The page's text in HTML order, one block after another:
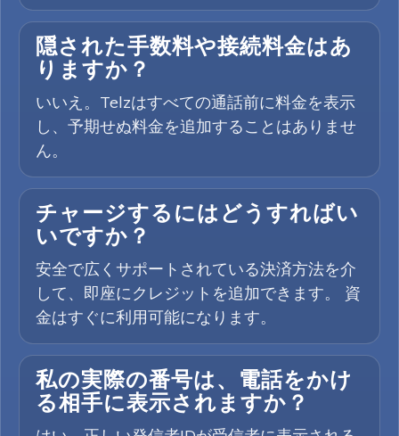
隠された手数料や接続料金はあ
りますか？
いいえ。Telzはすべての通話前に料金を表示
し、予期せぬ料金を追加することはありませ
ん。
チャージするにはどうすればい
いですか？
安全で広くサポートされている決済方法を介
して、即座にクレジットを追加できます。 資
金はすぐに利用可能になります。
私の実際の番号は、電話をかけ
る相手に表示されますか？